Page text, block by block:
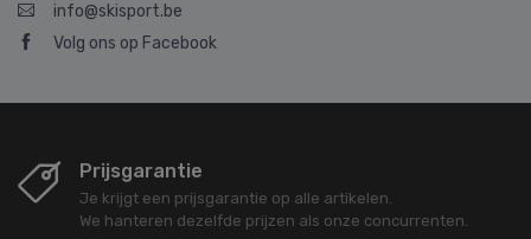
info@skisport.be
Volg ons op Facebook
Prijsgarantie
Je krijgt een prijsgarantie op alle artikelen.
We hanteren dezelfde prijzen als onze concurrenten.